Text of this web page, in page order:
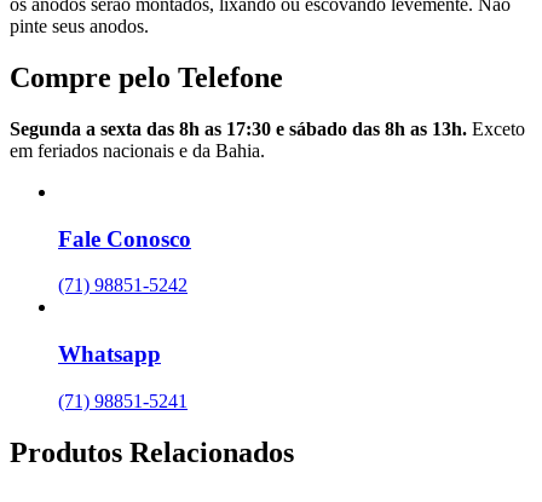
os anodos serão montados, lixando ou escovando levemente. Não
pinte seus anodos.
Compre pelo Telefone
Segunda a sexta das 8h as 17:30 e sábado das 8h as 13h. Exceto
em feriados nacionais e da Bahia.
Fale Conosco
(71) 98851-5242
Whatsapp
(71) 98851-5241
Produtos Relacionados